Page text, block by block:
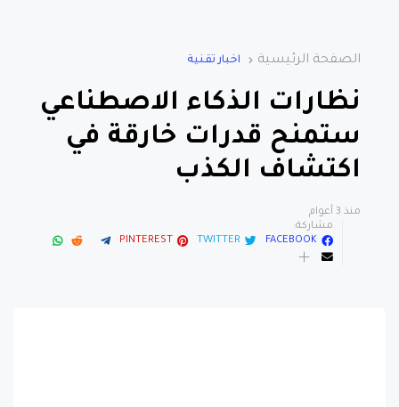
الصفحة الرئيسية اخبار تقنية
نظارات الذكاء الاصطناعي
ستمنح قدرات خارقة في
اكتشاف الكذب
منذ 3 أعوام
مشاركة:
FACEBOOK
TWITTER
PINTEREST